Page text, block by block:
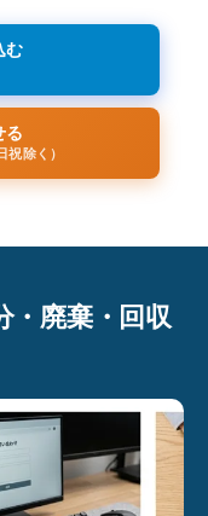
む
る
除く）
・廃棄・回収